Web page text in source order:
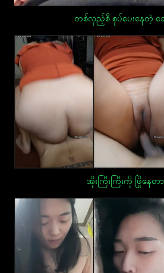
တစ်လှည့်စီ စုပ်ပေးနေတဲ့ ဆ
အိုးကြီးကြီးကို ဖြိုနေတ